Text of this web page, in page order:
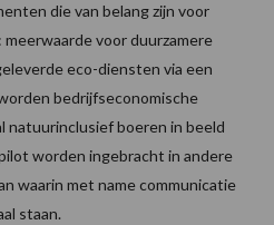
die van belang zijn voor
voor duurzamere
eco-diensten via een
bedrijfseconomische
natuurinclusief boeren in beeld
worden ingebracht in andere
waarin met name communicatie
staan.